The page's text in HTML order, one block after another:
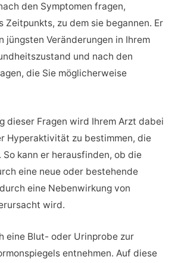
den Symptomen fragen,
Zeitpunkts, zu dem sie begannen. Er
jüngsten Veränderungen in Ihrem
und nach den
die Sie möglicherweise
dieser Fragen wird Ihrem Arzt dabei
Hyperaktivität zu bestimmen, die
kann er herausfinden, ob die
eine neue oder bestehende
eine Nebenwirkung von
wird.
eine Blut- oder Urinprobe zur
entnehmen. Auf diese